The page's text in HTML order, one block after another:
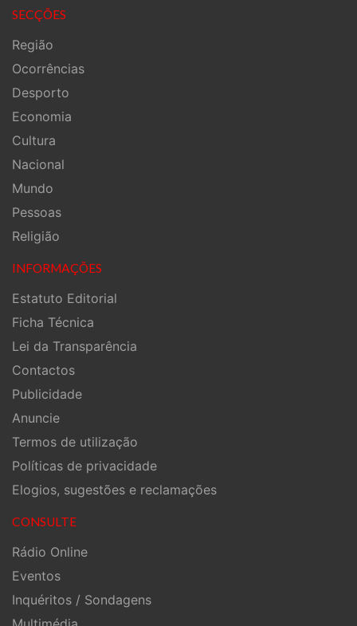
SECÇÕES
Região
Ocorrências
Desporto
Economia
Cultura
Nacional
Mundo
Pessoas
Religião
INFORMAÇÕES
Estatuto Editorial
Ficha Técnica
Lei da Transparência
Contactos
Publicidade
Anuncie
Termos de utilização
Políticas de privacidade
Elogios, sugestões e reclamações
CONSULTE
Rádio Online
Eventos
Inquéritos / Sondagens